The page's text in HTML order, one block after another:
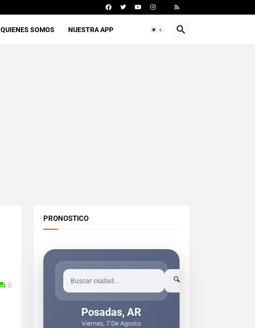
QUIENES SOMOS NUESTRA APP
0
PRONOSTICO
🔍
Posadas, AR
Viernes, 7 De Agosto